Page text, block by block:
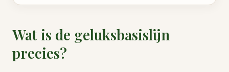
Wat is de geluksbasislijn
precies?